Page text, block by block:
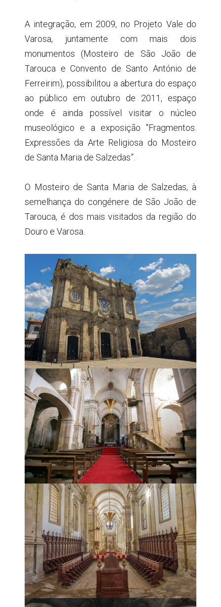
A integração, em 2009, no Projeto Vale do
Varosa, juntamente com mais dois
monumentos (Mosteiro de São João de
Tarouca e Convento de Santo António de
Ferreirim), possibilitou a abertura do espaço
ao público em outubro de 2011, espaço
onde é ainda possível visitar o núcleo
museológico e a exposição "Fragmentos.
Expressões da Arte Religiosa do Mosteiro
de Santa Maria de Salzedas”.
O Mosteiro de Santa Maria de Salzedas, à
semelhança do congénere de São João de
Tarouca, é dos mais visitados da região do
Douro e Varosa.